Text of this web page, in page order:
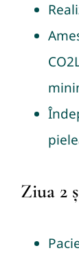
Ziua 2